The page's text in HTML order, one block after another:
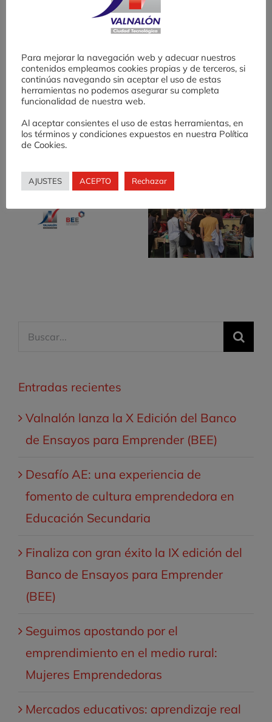
de
Inoxnalón
al
de
Avilés
Comparte
Facebook
TwitterLinkedInWhatsApp
Telegram
Correo
Desafío AE: una
fomento de cultura
emprendedora en
Buscar:
Entradas recientes
Valnalón lanza la X Edición del Banco
de Ensayos para Emprender (BEE)
Desafío AE: una experiencia de
fomento de cultura emprendedora en
Educación Secundaria
Finaliza con gran éxito la IX edición del
Banco de Ensayos para Emprender
(BEE)
Seguimos apostando por el
emprendimiento en el medio rural:
Mujeres Emprendedoras
Mercados educativos: aprendizaje real
Para mejorar la navegación web y adecuar nuestros
contenidos empleamos cookies propias y de terceros, si
continúas navegando sin aceptar el uso de estas
herramientas no podemos asegurar su completa
funcionalidad de nuestra web.
Al aceptar consientes el uso de estas herramientas, en
los términos y condiciones expuestos en nuestra Política
de Cookies.
AJUSTES ACEPTO Rechazar